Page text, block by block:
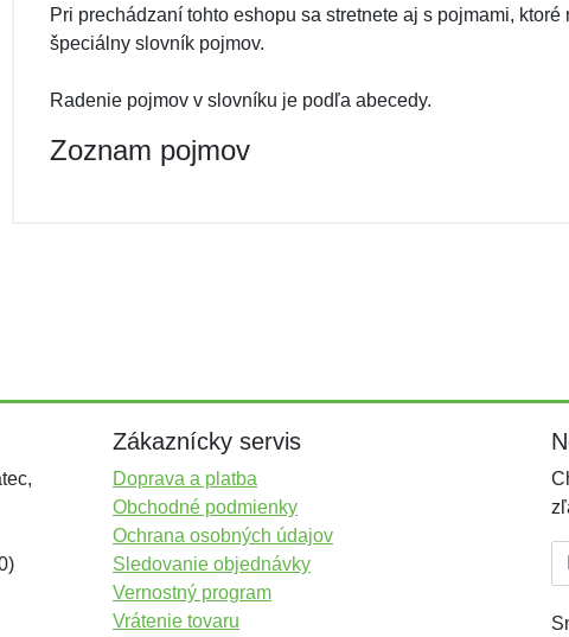
Pri prechádzaní tohto eshopu sa stretnete aj s pojmami,
špeciálny slovník pojmov.
Radenie pojmov v slovníku je podľa abecedy.
Zoznam pojmov
Zákaznícky servis
Doprava a platba
Obchodné podmienky
Ochrana osobných údajov
Sledovanie objednávky
Vernostný program
Vrátenie tovaru